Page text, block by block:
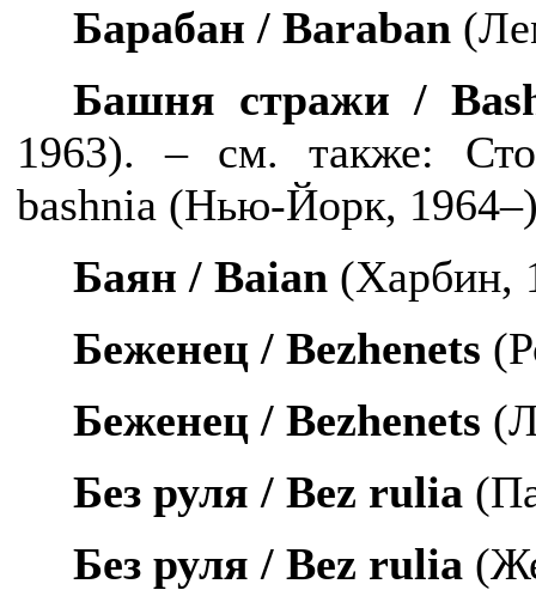
Барабан /Baraban
Башня стражи /
1963). – см. также:
bashnia (Нью-Йорк,
Баян /Baian (Харбин,
Беженец /Bezhenets
Беженец /Bezhenets
Без руля /Bez rulia
Без руля /Bez rulia